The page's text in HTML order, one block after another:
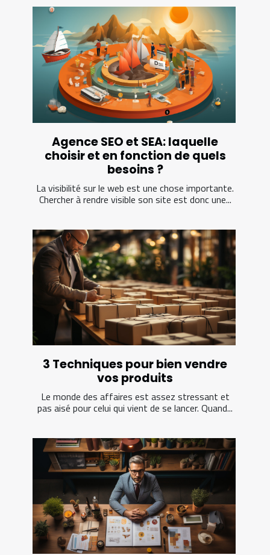
Agence SEO et SEA: laquelle
choisir et en fonction de quels
besoins ?
La visibilité sur le web est une chose importante.
Chercher à rendre visible son site est donc une...
3 Techniques pour bien vendre
vos produits
Le monde des affaires est assez stressant et
pas aisé pour celui qui vient de se lancer. Quand...